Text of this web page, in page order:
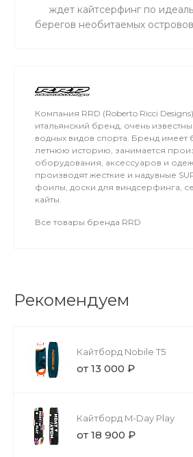
ждет кайтсерфинг по
берегов необитаемых
Компания RRD (Roberto Ricci
итальянский бренд, очень
водных видов спорта. Бренд имеет
летнюю историю, занимается
оборудования, аксессуаров и
производят жесткие и надувные
фоилы, доски для виндсерфинга,
кайты.
Все товары бренда RRD
Рекомендуем
Кайтборд Nobile T5
от 13 000 ₽
Кайтборд M-Day Play
от 18 900 ₽